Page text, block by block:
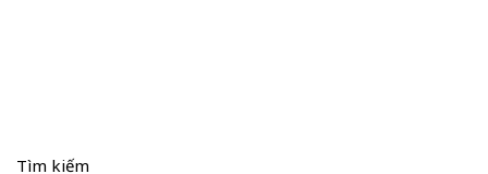
Tìm kiếm